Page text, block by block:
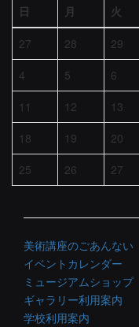
日 月 火
27 28 29
4
5 6
11
12 13
18
19 20
25
26 27
美術講座のごあんない
イベントカレンダー
ミュージアムショップ
ギャラリー利用案内
学校利用案内